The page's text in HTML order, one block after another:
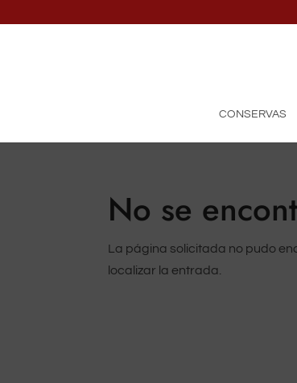
CONSERVAS
No se
La página solicitada no pudo
localizar la entrada.